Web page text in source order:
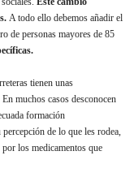
A todo ello debemos añadir el
de personas mayores de 85
tienen unas
muchos casos desconocen
formación
de lo que les rodea,
los medicamentos que